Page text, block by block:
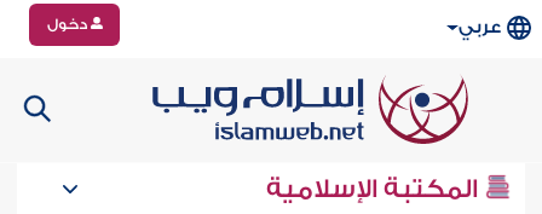
عربي دخول
المكتبة الإسلامية